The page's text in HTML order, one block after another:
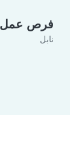
فرص عمل
نابل